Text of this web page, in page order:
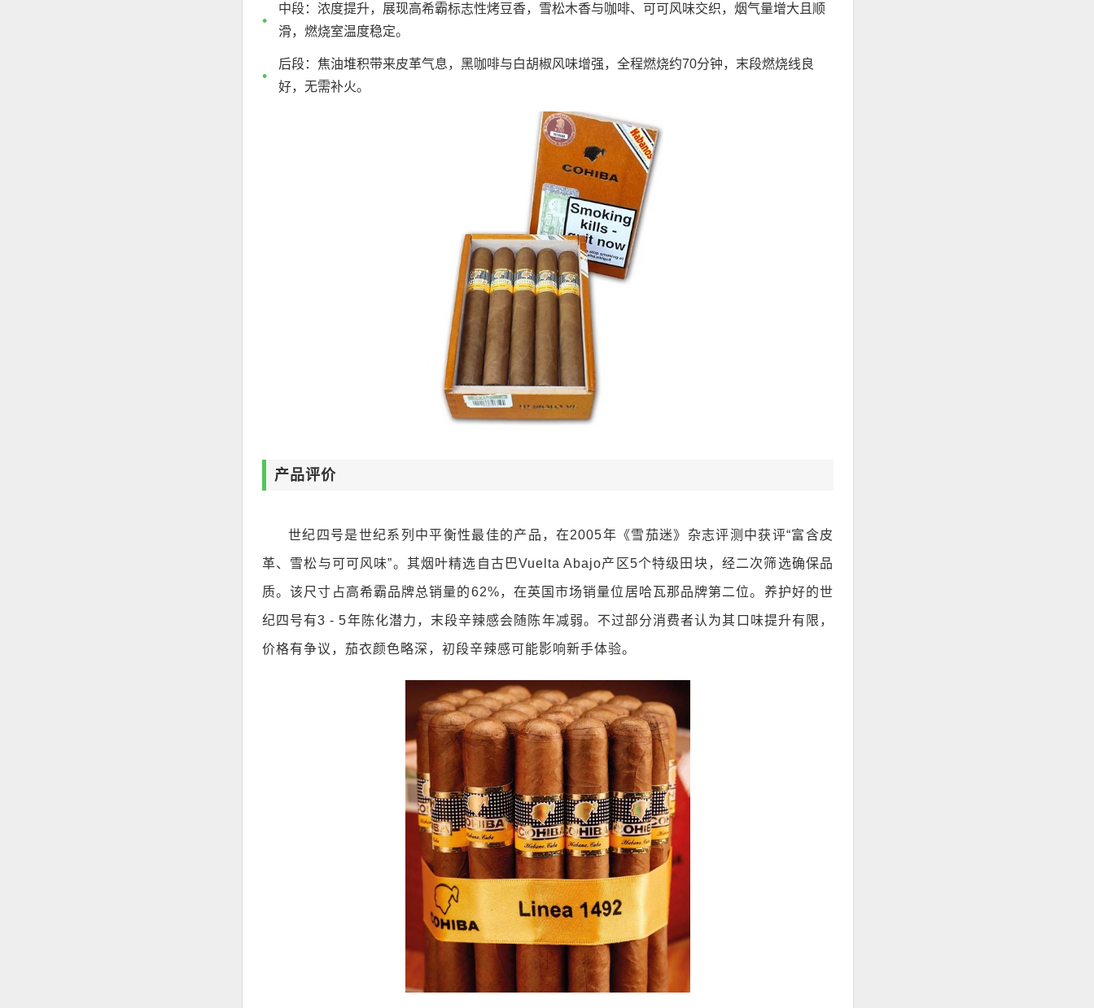
中段：浓度提升，展现高希霸标志性烤豆香，雪松木香与咖啡、可可风味交织，烟气量增大且顺
滑，燃烧室温度稳定。
后段：焦油堆积带来皮革气息，黑咖啡与白胡椒风味增强，全程燃烧约70分钟，末段燃烧线良
好，无需补火。
产品评价
世纪四号是世纪系列中平衡性最佳的产品，在2005年《雪茄迷》杂志评测中获评“富含皮
革、雪松与可可风味”。其烟叶精选自古巴Vuelta Abajo产区5个特级田块，经二次筛选确保品
质。该尺寸占高希霸品牌总销量的62%，在英国市场销量位居哈瓦那品牌第二位。养护好的世
纪四号有3 - 5年陈化潜力，末段辛辣感会随陈年减弱。不过部分消费者认为其口味提升有限，
价格有争议，茄衣颜色略深，初段辛辣感可能影响新手体验。